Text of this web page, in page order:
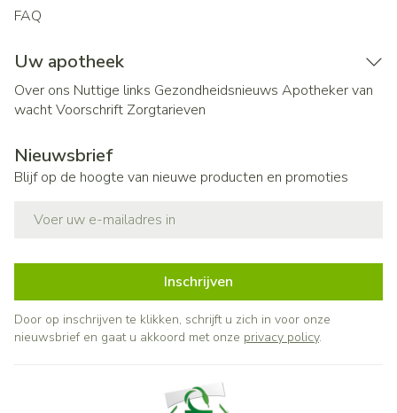
FAQ
Uw apotheek
Over ons Nuttige links Gezondheidsnieuws Apotheker van
wachtVoorschrift Zorgtarieven
Nieuwsbrief
Blijf op de hoogte van nieuwe producten en promoties
Inschrijven
Door op inschrijven te klikken, schrijft u zich in voor onze
nieuwsbrief en gaat u akkoord met onze privacy policy.